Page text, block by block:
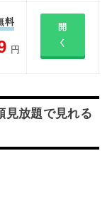
料
円
開
く
見放題で見れる